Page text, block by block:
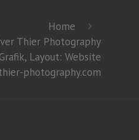
Home
Thier Photography
Layout: Website
photography.com